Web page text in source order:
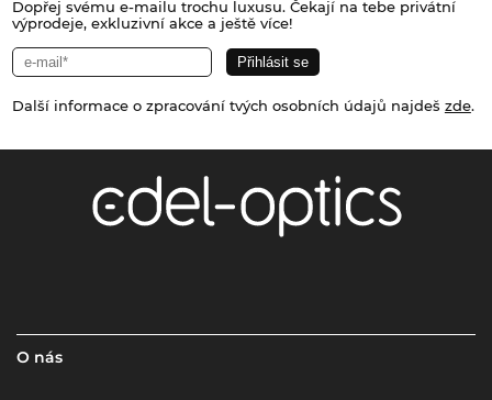
Dopřej svému e-mailu trochu luxusu. Čekají na tebe privátní
výprodeje, exkluzivní akce a ještě více!
Další informace o zpracování tvých osobních údajů najdeš zde.
O nás